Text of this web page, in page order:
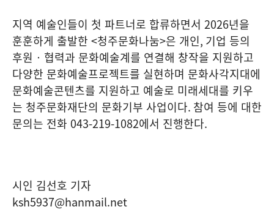
지역 예술인들이 첫 파트너로 합류하면서 2026년을
훈훈하게 출발한 <청주문화나눔>은 개인, 기업 등의
후원‧협력과 문화예술계를 연결해 창작을 지원하고
다양한 문화예술프로젝트를 실현하며 문화사각지대에
문화예술콘텐츠를 지원하고 예술로 미래세대를 키우
는 청주문화재단의 문화기부 사업이다. 참여 등에 대한
문의는 전화 043-219-1082에서 진행한다.
시인 김선호 기자
ksh5937@hanmail.net